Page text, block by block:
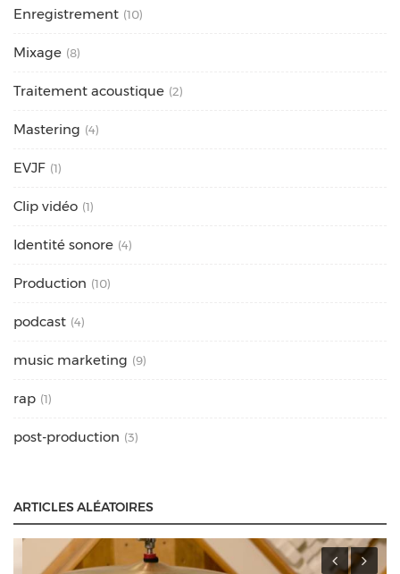
Enregistrement (10)
Mixage (8)
Traitement acoustique (2)
Mastering (4)
EVJF (1)
Clip vidéo (1)
Identité sonore (4)
Production (10)
podcast (4)
music marketing (9)
rap (1)
post-production (3)
ARTICLES ALÉATOIRES